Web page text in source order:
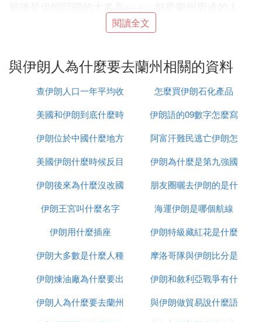
在蘭州安置也就更為便利他們的生活，畢竟現在總體
形勢不錯。甘肅總體醫療水平還是值得肯定的，蘭大
們會度過難關，甘肅加油，中國加油！
簡單的說，出國旅遊就辦2個手續！不要以為很復
雜、很麻煩，其實走出國門看世界，對於現在的普通
老百姓來說，很容易，出國旅遊早沒有什麼神秘的
一、辦理護照
護照就是你出國的「國際身份證」，憑護照辦理旅遊
簽證、購買機票、出入境，功能和你現在的「居民身
份證」類似，一個在國內使用，一個在國外使用。
護照分很多種，我們通常使用的就是「因私護照」，
（公安）出入境大廳，15個工作日即可辦好，近兩年
工作效率更高，有些地方3-7個工作日就辦好！從去
閱讀全文
與伊朗人為什麼要去蘭州相關的資料
查伊朗人口一年平均收
入多少
怎麼買伊朗石化產品
美國和伊朗到底什麼時
候打
伊朗語的09數字怎麼寫
伊朗位於中國什麼地方
阿富汗難民逃亡伊朗怎
麼辦
美國伊朗什麼時候反目
伊朗為什麼是第九強國
伊朗後來為什麼沒改國
名
朋友圈曬去伊朗的是什
麼梗
伊朗王宮叫什麼名字
海運伊朗是哪個航線
伊朗用什麼插座
伊朗特級藏紅花是什麼
伊朗大多數是什麼人種
摩洛哥隊與伊朗比分是
多少
伊朗煉油廠為什麼要出
售
伊朗和敘利亞戰爭有什
麼區別
伊朗人為什麼要去蘭州
與伊朗做貿易說什麼語